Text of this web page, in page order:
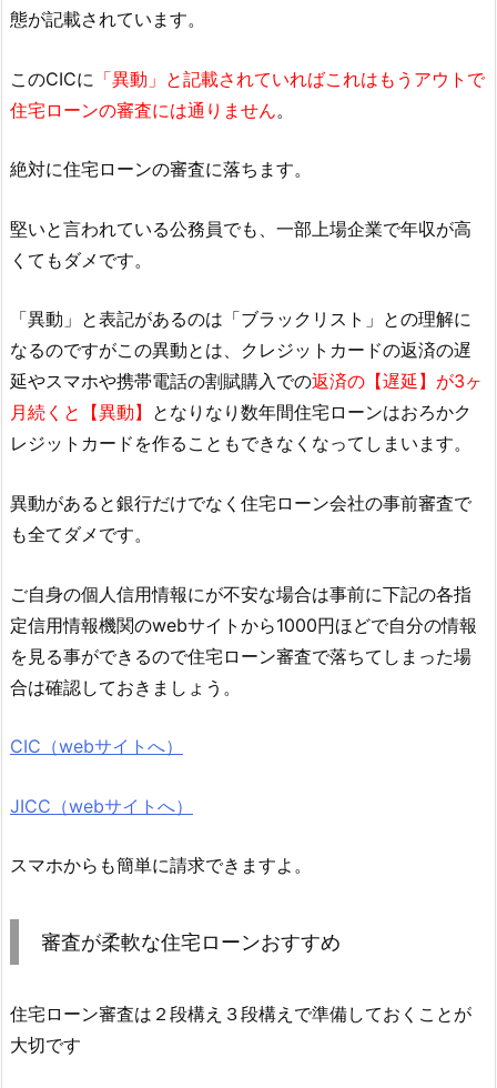
態が記載されています。
このCICに 「異動」と記載されていればこれはもうアウトで
住宅ローンの審査には通りません。
絶対に住宅ローンの審査に落ちます。
堅いと言われている公務員でも、一部上場企業で年収が高
くてもダメです。
「異動」と表記があるのは「ブラックリスト」との理解に
なるのですがこの異動とは、クレジットカードの返済の遅
延やスマホや携帯電話の割賦購入での返済の【遅延】が3ヶ
月続くと【異動】 となりなり数年間住宅ローンはおろかク
レジットカードを作ることもできなくなってしまいます。
異動があると銀行だけでなく住宅ローン会社の事前審査で
も全てダメです。
ご自身の個人信用情報にが不安な場合は事前に下記の各指
定信用情報機関のwebサイトから1000円ほどで自分の情報
を見る事ができるので住宅ローン審査で落ちてしまった場
合は確認しておきましょう。
CIC（webサイトへ）
JICC（webサイトへ）
スマホからも簡単に請求できますよ。
審査が柔軟な住宅ローンおすすめ
住宅ローン審査は２段構え３段構えで準備しておくことが
大切です